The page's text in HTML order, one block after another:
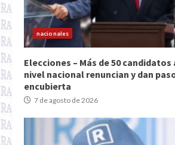
nacionales
Elecciones – Más de 50 candidatos
nivel nacional renuncian y dan
encubierta
7 de agosto de 2026